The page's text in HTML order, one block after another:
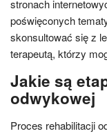
stronach
poświęconych
skonsultować się z
terapeutą, którzy
Jakie są
odwykowej
Proces rehabilitacji